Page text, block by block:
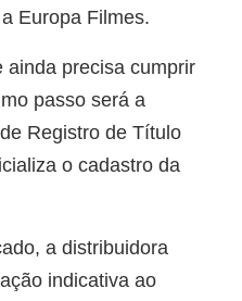
Europa Filmes.
ainda precisa cumprir
passo será a
Registro de Título
o cadastro da
a distribuidora
indicativa ao